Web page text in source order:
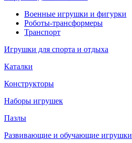
Военные игрушки и фигурки
Роботы-трансформеры
Транспорт
Игрушки для спорта и отдыха
Каталки
Конструкторы
Наборы игрушек
Пазлы
Развивающие и обучающие игрушки